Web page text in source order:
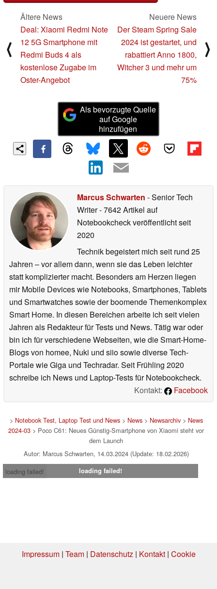
⟨
Ältere News
Deal: Xiaomi Redmi Note
12 5G Smartphone mit
Redmi Buds 4 als
kostenlose Zugabe im
Oster-Angebot
Neuere News
Der Steam Spring Sale
2024 ist gestartet, und
rabattiert Anno 1800,
Witcher 3 und mehr um
75%
⟩
Als bevorzugte Quelle
auf Google
hinzufügen
Marcus Schwarten - Senior Tech
Writer- 7642 Artikel auf
Notebookcheck veröffentlichtseit
2020
Technik begeistert mich seit rund 25
Jahren – vor allem dann, wenn sie das Leben leichter
statt komplizierter macht. Besonders am Herzen liegen
mir Mobile Devices wie Notebooks, Smartphones, Tablets
und Smartwatches sowie der boomende Themenkomplex
Smart Home. In diesen Bereichen arbeite ich seit vielen
Jahren als Redakteur für Tests und News. Tätig war oder
bin ich für verschiedene Webseiten, wie die Smart-Home-
Blogs von homee, Nuki und siio sowie diverse Tech-
Portale wie Giga und Techradar. Seit Frühling 2020
schreibe ich News und Laptop-Tests für Notebookcheck.
Kontakt:
Facebook
> Notebook Test, Laptop Test und News> News> Newsarchiv> News
2024-03 > Poco C61: Neues Günstig-Smartphone von Xiaomi steht vor
dem Launch
Autor: Marcus Schwarten, 14.03.2024 (Update: 18.02.2026)
loading failed!
loading failed!
Impressum| Team| Datenschutz| Kontakt| Cookie